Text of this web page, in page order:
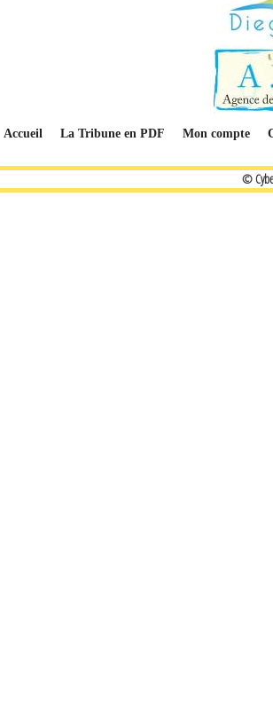
Accueil La Tribune en PDF Mon compte
©